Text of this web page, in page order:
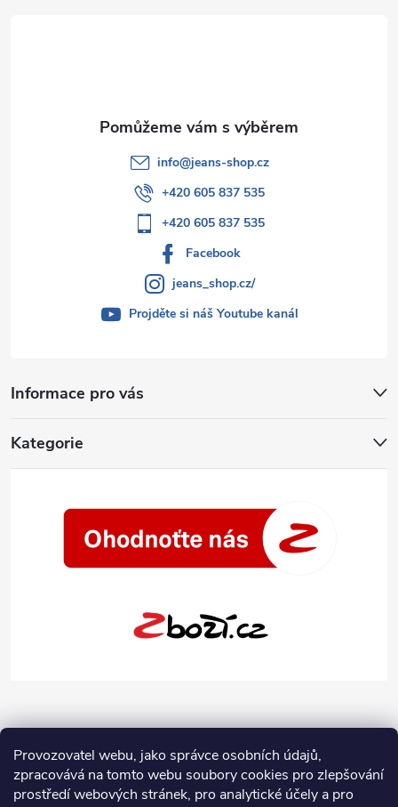
Provozovatel webu, jako správce osobních údajů,
zpracovává na tomto webu soubory cookies pro zlepšování
prostředí webových stránek, pro analytické účely a pro
Informace pro vás
Kategorie
info@jeans-shop.cz
+420 605 837 535
+420 605 837 535
Facebook
jeans_shop.cz/
Projděte si náš Youtube kanál